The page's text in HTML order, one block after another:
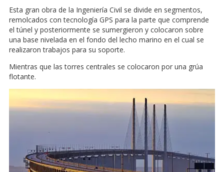
Esta gran obra de la Ingeniería Civil se divide en segmentos,
remolcados con tecnología GPS para la parte que comprende
el túnel y posteriormente se sumergieron y colocaron sobre
una base nivelada en el fondo del lecho marino en el cual se
realizaron trabajos para su soporte.
Mientras que las torres centrales se colocaron por una grúa
flotante.